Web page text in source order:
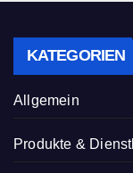
KATEGORIEN
Allgemein
Produkte &